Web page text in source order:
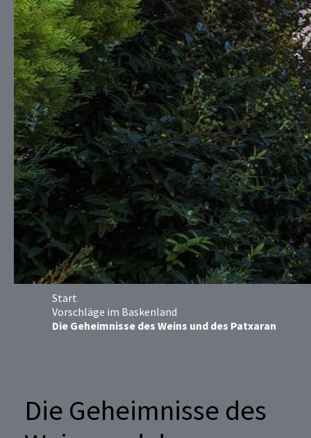
Start
Vorschläge im Baskenland
Die Geheimnisse des Weins und des Patxaran
Die Geheimnisse des